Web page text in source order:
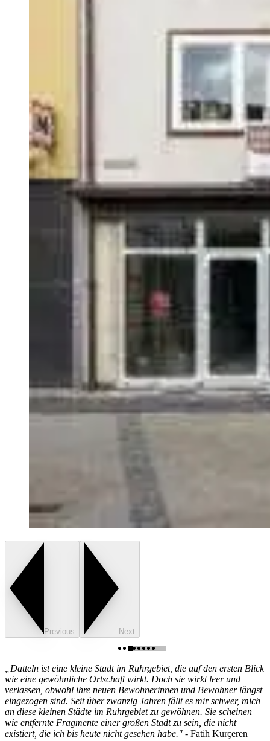
Previous Next
Datteln ist eine kleine Stadt im Ruhrgebiet, die auf den ersten Blick
wie eine gewöhnliche Ortschaft wirkt. Doch sie wirkt leer und
verlassen, obwohl ihre neuen Bewohnerinnen und Bewohner längst
eingezogen sind. Seit über zwanzig Jahren fällt es mir schwer, mich
an diese kleinen Städte im Ruhrgebiet zu gewöhnen. Sie scheinen
wie entfernte Fragmente einer großen Stadt zu sein, die nicht
existiert, die ich bis heute nicht gesehen habe." - Fatih Kurçeren